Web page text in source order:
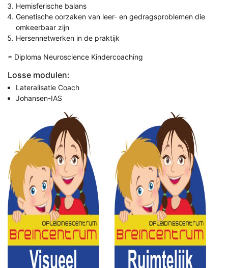
Hemisferische balans
Genetische oorzaken van leer- en gedragsproblemen die
omkeerbaar zijn
Hersennetwerken in de praktijk
= Diploma Neuroscience Kindercoaching
Losse modulen:
Lateralisatie Coach
Johansen-IAS